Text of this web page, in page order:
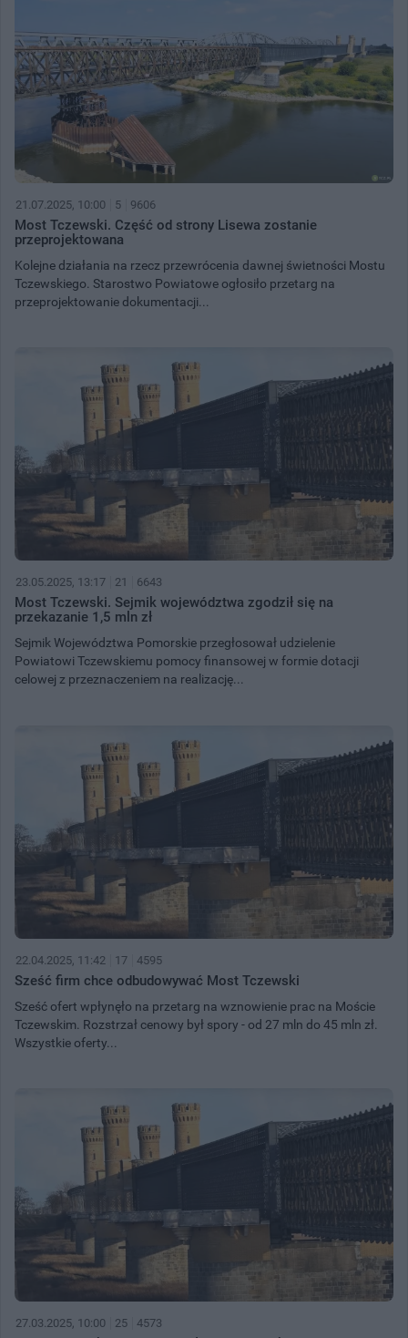
21.07.2025, 10:00 5 9606
Most Tczewski. Część od strony Lisewa zostanie
przeprojektowana
Kolejne działania na rzecz przewrócenia dawnej świetności Mostu
Tczewskiego. Starostwo Powiatowe ogłosiło przetarg na
przeprojektowanie dokumentacji...
23.05.2025, 13:17 21 6643
Most Tczewski. Sejmik województwa zgodził się na
przekazanie 1,5 mln zł
Sejmik Województwa Pomorskie przegłosował udzielenie
Powiatowi Tczewskiemu pomocy finansowej w formie dotacji
celowej z przeznaczeniem na realizację...
22.04.2025, 11:42 17 4595
Sześć firm chce odbudowywać Most Tczewski
Sześć ofert wpłynęło na przetarg na wznowienie prac na Moście
Tczewskim. Rozstrzał cenowy był spory - od 27 mln do 45 mln zł.
Wszystkie oferty...
27.03.2025, 10:00 25 4573